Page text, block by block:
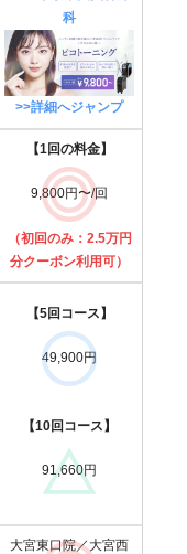
科
>>詳細へジャンプ
【1回の料金】
9,800円〜/回
（初回のみ：2.5万円
分クーボン利用可）
【5回コース】
49,900円
【10回コース】
91,660円
大宮東口院／大宮西